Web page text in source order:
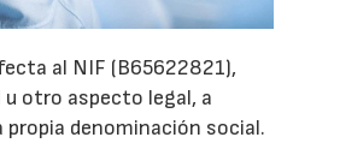
al NIF (B65622821),
otro aspecto legal, a
propia denominación social.